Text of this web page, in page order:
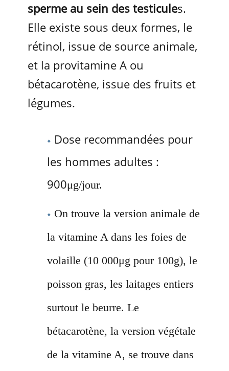
sperme au sein des testicules.
Elle existe sous deux formes, le
rétinol, issue de source animale,
et la provitamine A ou
bétacarotène, issue des fruits et
légumes.
Dose recommandées pour
les hommes adultes :
900μg/jour.
On trouve la version animale de
la vitamine A dans les foies de
volaille (10 000μg pour 100g), le
poisson gras, les laitages entiers
surtout le beurre. Le
bétacarotène, la version végétale
de la vitamine A, se trouve dans